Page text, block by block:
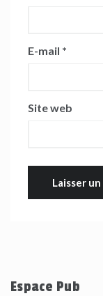
E-mail *
Site web
Espace Pub